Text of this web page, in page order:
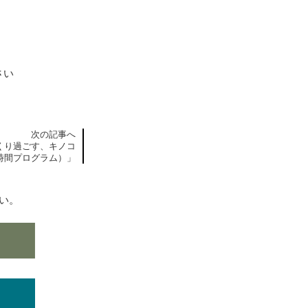
い
次の記事へ
り過ごす、キノコ
プログラム）」
。